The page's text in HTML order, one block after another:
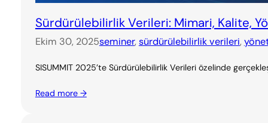
Sürdürülebilirlik Verileri: Mimari, Kalite,
Ekim 30, 2025seminer, sürdürülebilirlik verileri,
SISUMMIT 2025’te Sürdürülebilirlik Verileri özelinde
Read more →